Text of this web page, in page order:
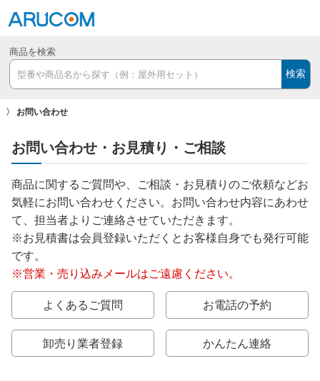
商品を検索
検索
お問い合わせ
お問い合わせ・お見積り・ご相談
商品に関するご質問や、ご相談・お見積りのご依頼などお
気軽にお問い合わせください。お問い合わせ内容にあわせ
て、担当者よりご連絡させていただきます。
※お見積書は会員登録いただくとお客様自身でも発行可能
です。
※営業・売り込みメールはご遠慮ください。
よくあるご質問 お電話の予約
卸売り業者登録 かんたん連絡